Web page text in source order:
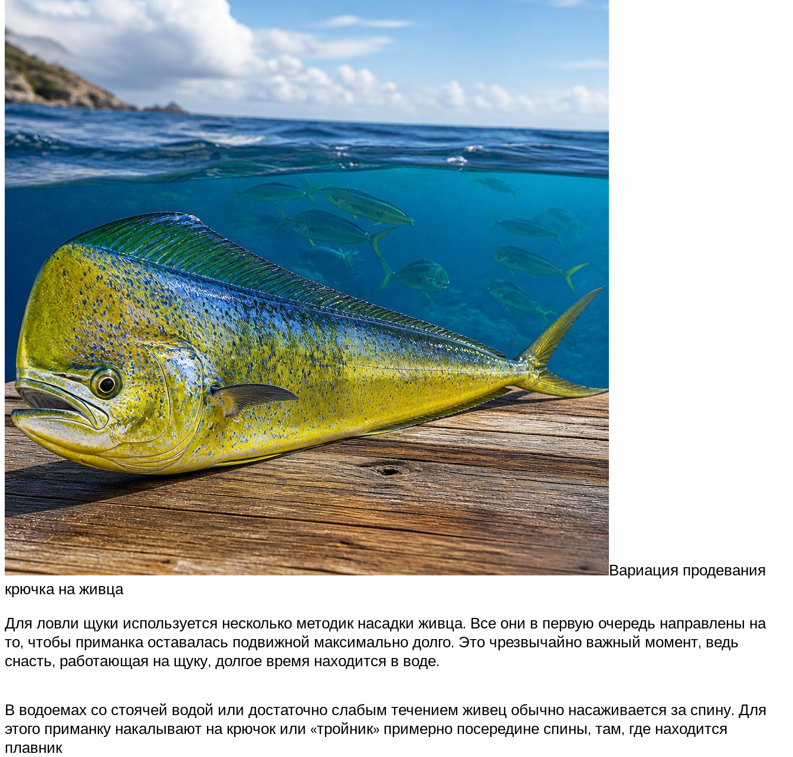
Вариация продевания
крючка на живца
Для ловли щуки используется несколько методик насадки живца. Все они в первую очередь направлены на
то, чтобы приманка оставалась подвижной максимально долго. Это чрезвычайно важный момент, ведь
снасть, работающая на щуку, долгое время находится в воде.
В водоемах со стоячей водой или достаточно слабым течением живец обычно насаживается за спину. Для
этого приманку накалывают на крючок или «тройник» примерно посередине спины, там, где находится
плавник